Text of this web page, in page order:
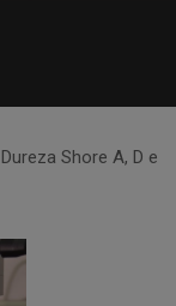
Dureza Shore A, D e